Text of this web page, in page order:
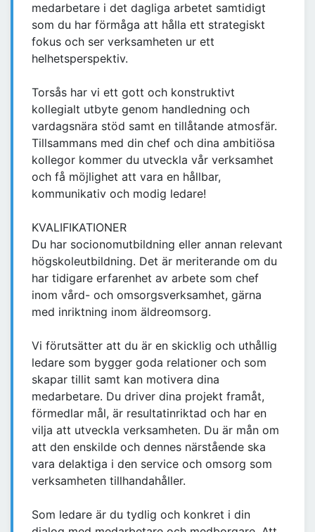
medarbetare i det dagliga arbetet samtidigt
som du har förmåga att hålla ett strategiskt
fokus och ser verksamheten ur ett
helhetsperspektiv.
Torsås har vi ett gott och konstruktivt
kollegialt utbyte genom handledning och
vardagsnära stöd samt en tillåtande atmosfär.
Tillsammans med din chef och dina ambitiösa
kollegor kommer du utveckla vår verksamhet
och få möjlighet att vara en hållbar,
kommunikativ och modig ledare!
KVALIFIKATIONER
Du har socionomutbildning eller annan relevant
högskoleutbildning. Det är meriterande om du
har tidigare erfarenhet av arbete som chef
inom vård- och omsorgsverksamhet, gärna
med inriktning inom äldreomsorg.
Vi förutsätter att du är en skicklig och uthållig
ledare som bygger goda relationer och som
skapar tillit samt kan motivera dina
medarbetare. Du driver dina projekt framåt,
förmedlar mål, är resultatinriktad och har en
vilja att utveckla verksamheten. Du är mån om
att den enskilde och dennes närstående ska
vara delaktiga i den service och omsorg som
verksamheten tillhandahåller.
Som ledare är du tydlig och konkret i din